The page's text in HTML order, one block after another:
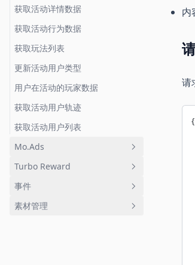
创建奖品
更新奖品
奖品回调地址列表
创建奖品回调地址
更新奖品回调地址
删除奖品
获取活动详情数据
获取活动行为数据
获取玩法列表
更新活动用户类型
用户在活动的玩家数据
获取活动用户轨迹
获取活动用户列表
Mo.Ads
广告报表
Turbo Reward
Conversions API
事件
事件上报
素材管理
内
请
{